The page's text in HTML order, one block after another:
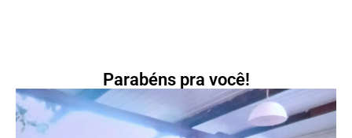
Parabéns pra você!